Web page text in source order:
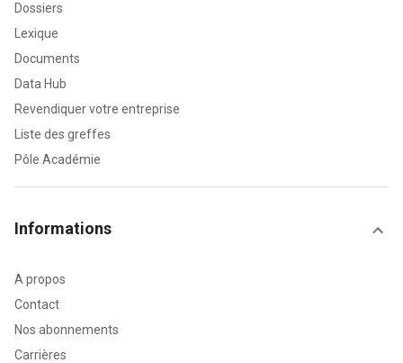
Dossiers
Lexique
Documents
Data Hub
Revendiquer votre entreprise
Liste des greffes
Pôle Académie
Informations
A propos
Contact
Nos abonnements
Carrières